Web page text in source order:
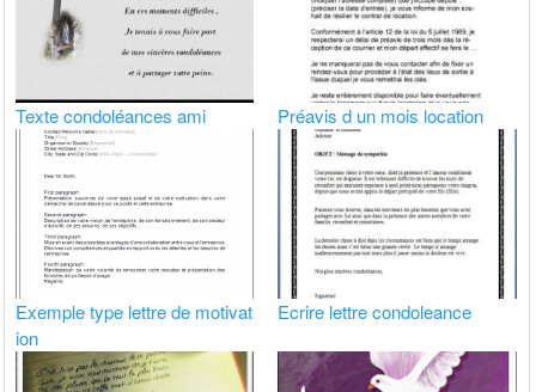
Texte condoléances ami Préavis d un mois location
Exemple type lettre de motivat
ion
Ecrire lettre condoleance